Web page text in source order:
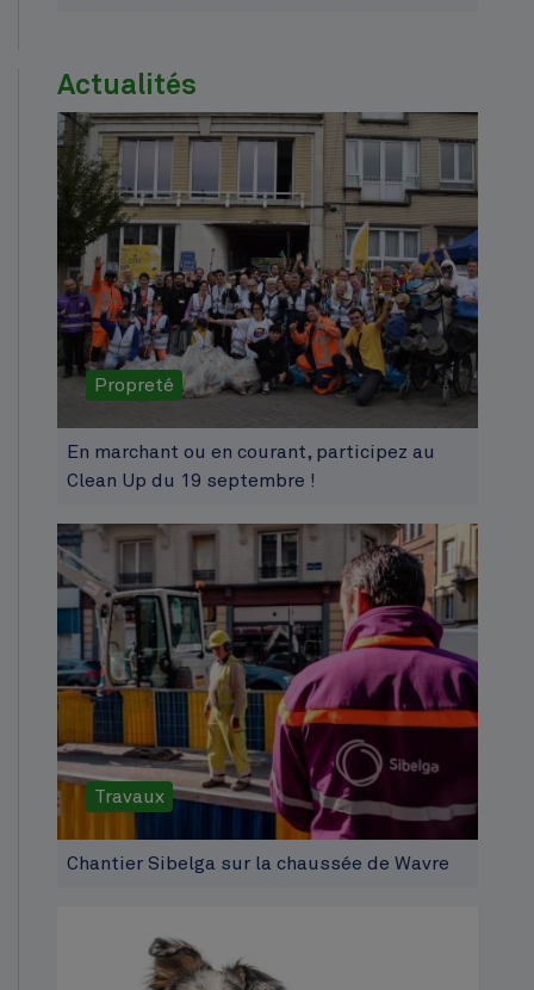
Actualités
Propreté
En marchant ou en courant, participez au
Clean Up du 19 septembre !
Travaux
Chantier Sibelga sur la chaussée de Wavre